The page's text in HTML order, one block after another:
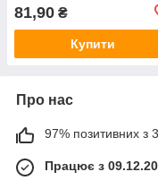
81,90 ₴
Купити
Про нас
97% позитивних з
Працює з